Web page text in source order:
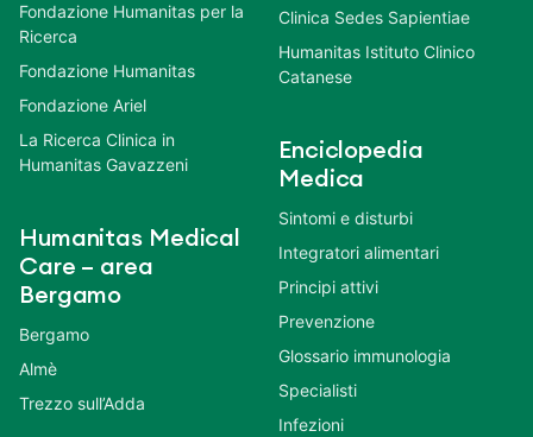
Fondazione Humanitas per la
Ricerca
Fondazione Humanitas
Fondazione Ariel
La Ricerca Clinica in
Humanitas Gavazzeni
Humanitas Medical
Care – area
Bergamo
Bergamo
Almè
Trezzo sull’Adda
Clinica Sedes Sapientiae
Humanitas Istituto Clinico
Catanese
Enciclopedia
Medica
Sintomi e disturbi
Integratori alimentari
Principi attivi
Prevenzione
Glossario immunologia
Specialisti
Infezioni